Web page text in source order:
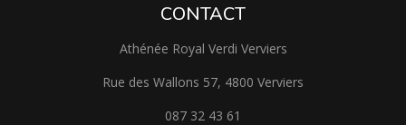
CONTACT
Athénée Royal Verdi Verviers
Rue des Wallons 57, 4800 Verviers
087 32 43 61